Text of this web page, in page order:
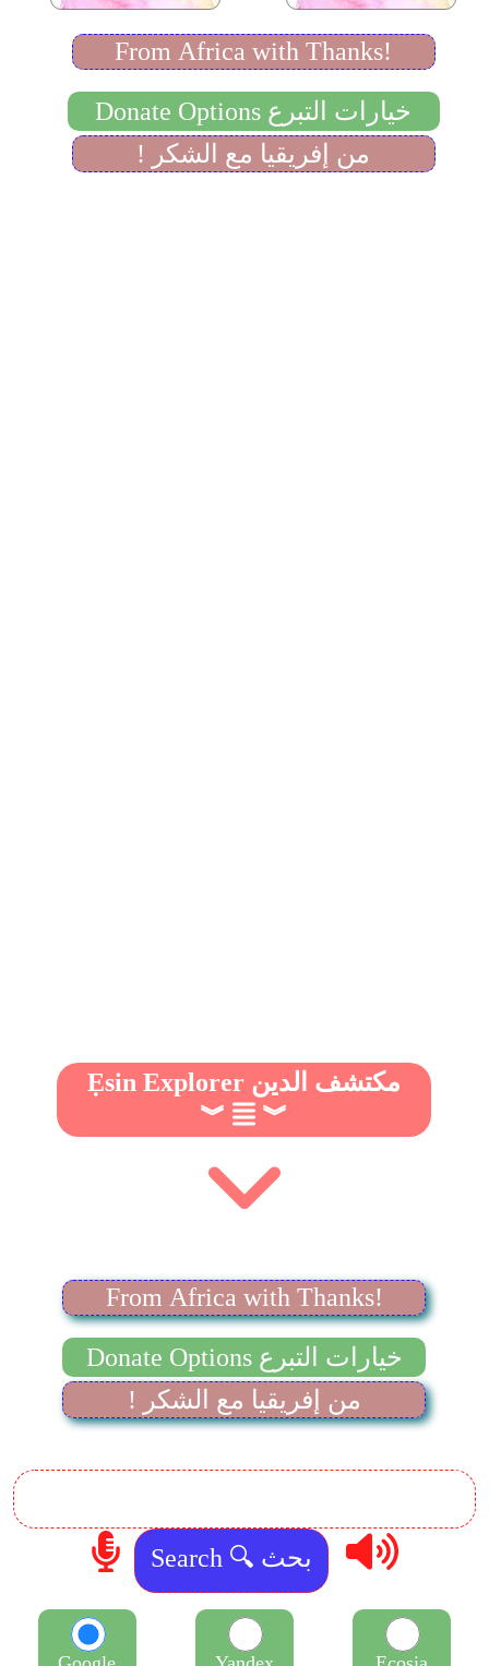
Ẹsin Explorer مكتشف الدين
︾
︾
From Africa with Thanks!
Donate Options خيارات التبرع
! من إفريقيا مع الشكر